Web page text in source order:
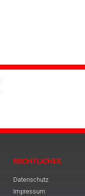
RECHTLICHES
Datenschutz
Impressum